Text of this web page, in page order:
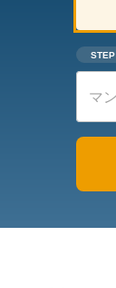
STEP